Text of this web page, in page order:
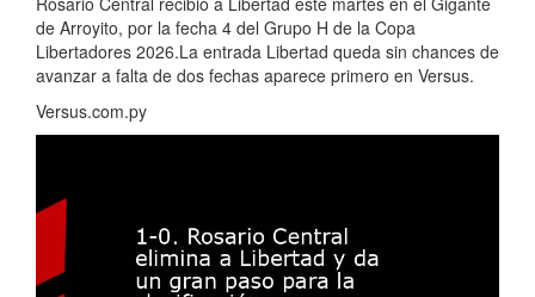
de Arroyito, por la fecha 4 del Grupo H de la Copa
Libertadores 2026.La entrada Libertad queda sin chances de
avanzar a falta de dos fechas aparece primero en Versus.
Versus.com.py